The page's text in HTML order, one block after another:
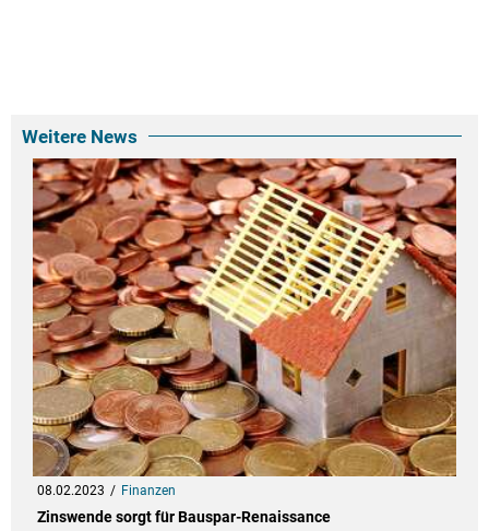
Weitere News
08.02.2023 Finanzen
Zinswende sorgt für Bauspar-Renaissance